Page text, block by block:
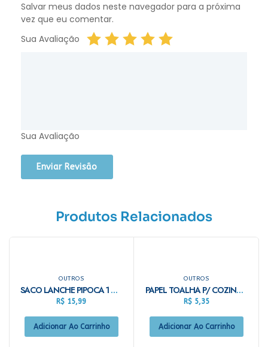
Salvar meus dados neste navegador para a próxima
vez que eu comentar.
Sua Avaliação
Sua Avaliação
Produtos Relacionados
OUTROS
SACO LANCHE PIPOCA 1 CARDOSO MONO C/500
R$ 15,99
Adicionar Ao Carrinho
OUTROS
PAPEL TOALHA P/ COZINHA C/2 UN SORELLA
R$5,35
Adicionar Ao Carrinho